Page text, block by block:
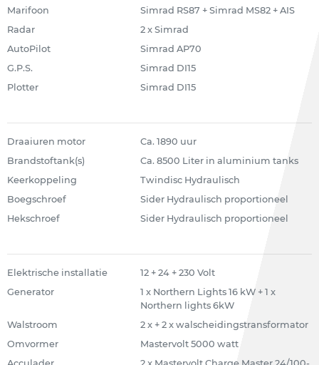
Marifoon
Simrad RS87 + Simrad MS82 + AIS
Radar
2 x Simrad
AutoPilot
Simrad AP70
G.P.S.
Simrad DI15
Plotter
Simrad DI15
Draaiuren motor
Ca. 1890 uur
Brandstoftank(s)
Ca. 8500 Liter in aluminium tanks
Keerkoppeling
Twindisc Hydraulisch
Boegschroef
Sider Hydraulisch proportioneel
Hekschroef
Sider Hydraulisch proportioneel
Elektrische installatie
12 + 24 + 230 Volt
Generator
1 x Northern Lights 16 kW + 1 x
Northern lights 6kW
Walstroom
2 x + 2 x walscheidingstransformator
Omvormer
Mastervolt 5000 watt